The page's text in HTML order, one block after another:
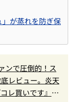
が蒸れを防ぎ保
ンで圧倒的！ス
レビュー。炎天
レ買いです』Vo